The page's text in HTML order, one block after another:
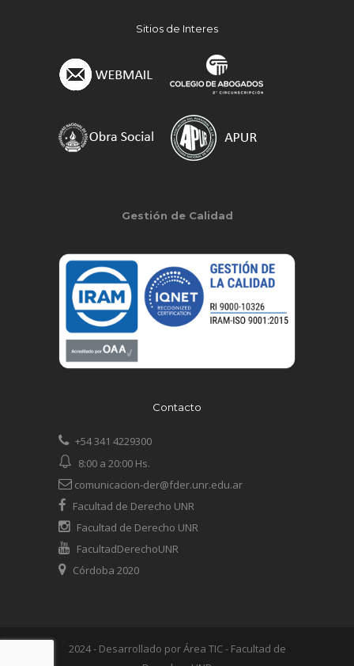
Sitios de Interes
Gestión de Calidad
Contacto
+54 341 4229300
8:00 a 20:00 Hs.
comunicacion-der@fder.unr.edu.ar
Facultad de Derecho UNR
Facultad de Derecho UNR
FacultadDerechoUNR
Córdoba 2020
2024 - Desarrollado por Área TIC - Facultad de